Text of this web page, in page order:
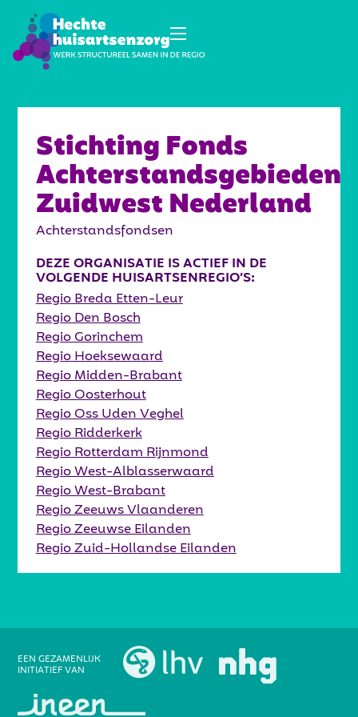
Stichting Fonds
Achterstandsgebieden
Zuidwest Nederland
Achterstandsfondsen
DEZE ORGANISATIE IS ACTIEF IN DE
VOLGENDE HUISARTSENREGIO’S:
Regio Breda Etten-Leur
Regio Den Bosch
Regio Gorinchem
Regio Hoeksewaard
Regio Midden-Brabant
Regio Oosterhout
Regio Oss Uden Veghel
Regio Ridderkerk
Regio Rotterdam Rijnmond
Regio West-Alblasserwaard
Regio West-Brabant
Regio Zeeuws Vlaanderen
Regio Zeeuwse Eilanden
Regio Zuid-Hollandse Eilanden
EEN GEZAMENLIJK
INITIATIEF VAN